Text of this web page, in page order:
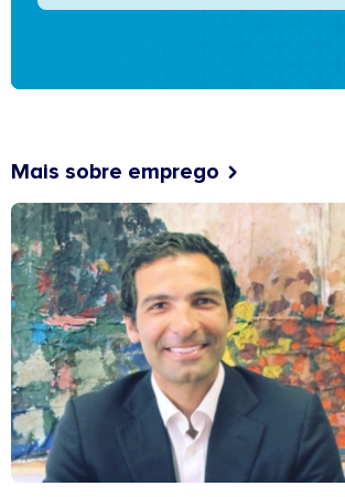
Mais sobre emprego